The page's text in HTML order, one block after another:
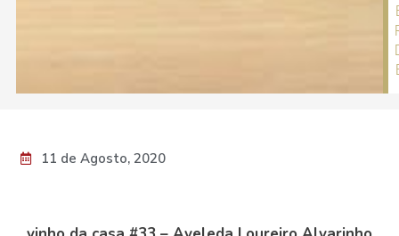
11 de Agosto, 2020